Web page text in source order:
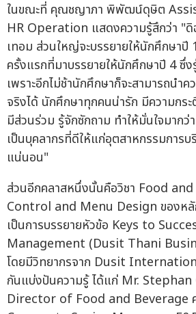
ในขณะที่ คุณชญาภา พิพัฒน์ดุษิต
HR Operation แสดงความรู้สึกว่า "
เทอม ส่วนใหญ่จะบรรยายให้นักศึกษา
ครั้งแรกที่มาบรรยายให้นักศึกษาปี 4 ซึ่ง
เพราะอีกไม่ช้านักศึกษาก็จะสามารถนำค
จริงได้ นักศึกษาทุกคนน่ารัก มีความกร
มีส่วนร่วม รู้จักซักถาม ทำให้มั่นใจมากว่
เป็นบุคลากรที่ดีให้แก่อุตสาหกรรมการบ
แน่นอน"
ส่วนอีกคลาสหนึ่งนั้นคือวิชา Food
Control and Menu Design ของหลั
เป็นการบรรยายหัวข้อ Keys to
Management (Dusit Thani
โดยมีวิทยากรจาก Dusit
กันแบ่งปันความรู้ ได้แก่ Mr.
Director of Food and Beverage